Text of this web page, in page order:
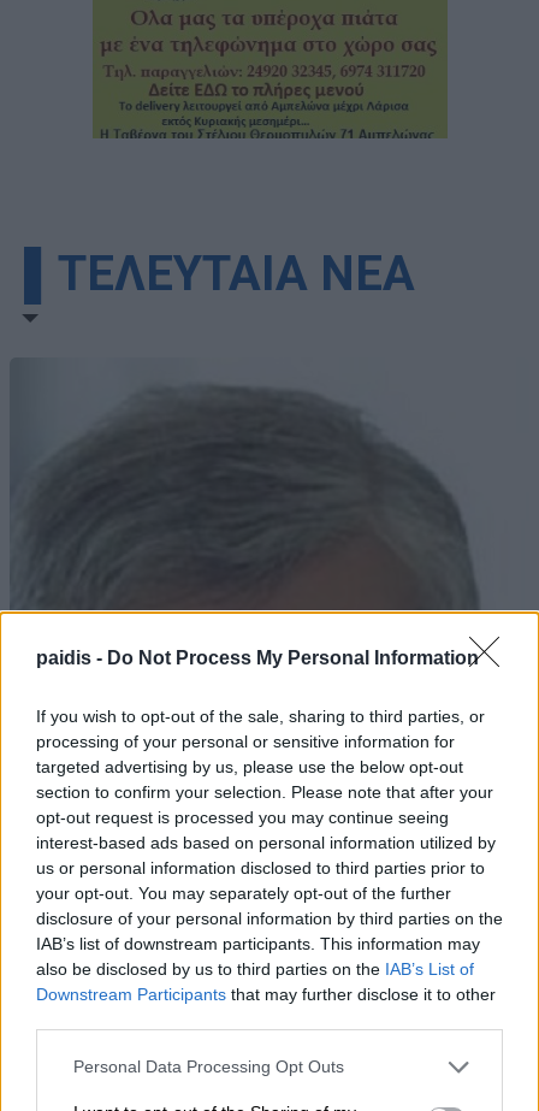
paidis - Do Not Process My Personal Information
If you wish to opt-out of the sale, sharing to third parties, or
processing of your personal or sensitive information for
targeted advertising by us, please use the below opt-out
section to confirm your selection. Please note that after your
opt-out request is processed you may continue seeing
interest-based ads based on personal information utilized by
us or personal information disclosed to third parties prior to
your opt-out. You may separately opt-out of the further
disclosure of your personal information by third parties on the
IAB’s list of downstream participants. This information may
also be disclosed by us to third parties on the IAB’s List of
Downstream Participants that may further disclose it to other
Personal Data Processing Opt Outs
▌ΤΕΛΕΥΤΑΙΑ ΝΕΑ